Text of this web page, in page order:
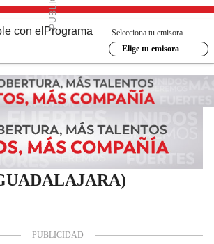
con el Programa
Selecciona tu emisora
Elige tu emisora